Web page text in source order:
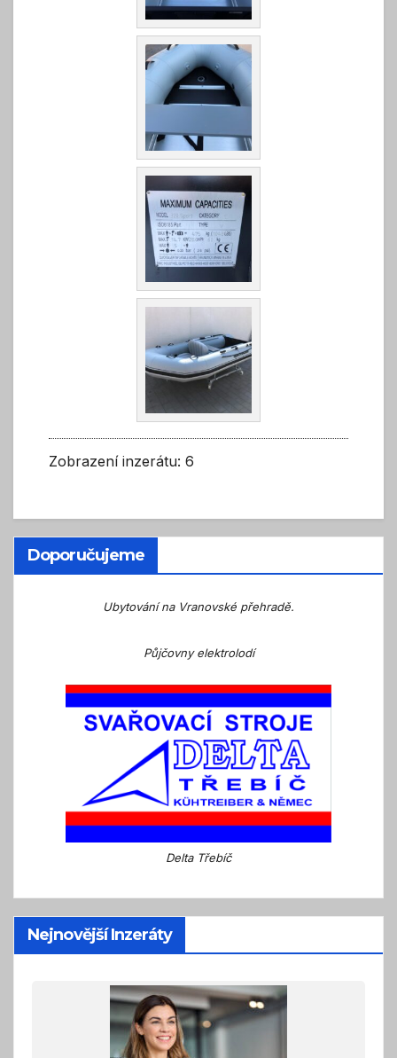
Zobrazení inzerátu: 6
Doporučujeme
Ubytování na Vranovské přehradě.
Půjčovny elektrolodí
Delta Třebíč
Nejnovější Inzeráty